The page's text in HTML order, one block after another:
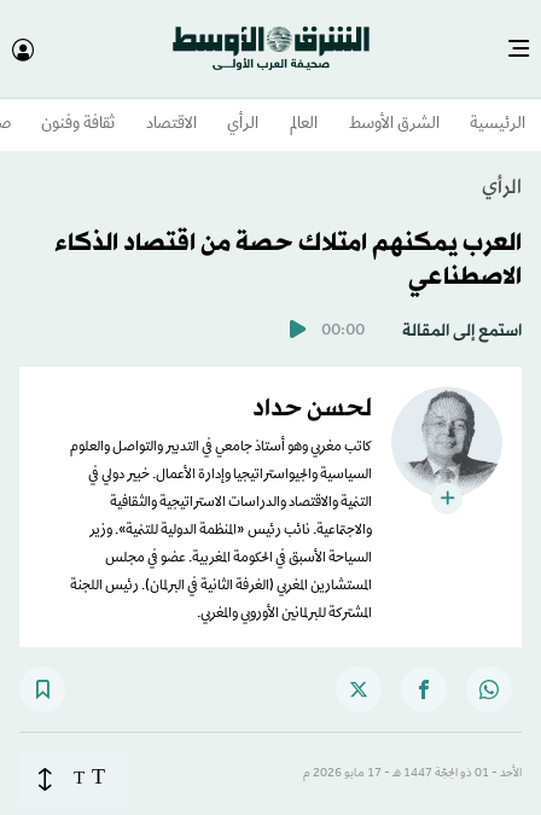
الرئيسية الشرق الأوسط​ العالم الرأي الاقتصاد ثقافة وفنون
الرأي
العرب يمكنهم امتلاك حصة من اقتصاد الذكاء
الاصطناعي
استمع إلى المقالة 00:00
لحسن حداد
كاتب مغربي وهو أستاذ جامعي في التدبير والتواصل والعلوم
السياسية والجيواستراتيجيا وإدارة الأعمال. خبير دولي في
التنمية والاقتصاد والدراسات الاستراتيجية والثقافية
والاجتماعية. نائب رئيس «المنظمة الدولية للتنمية». وزير
السياحة الأسبق في الحكومة المغربية. عضو في مجلس
المستشارين المغربي (الغرفة الثانية في البرلمان). رئيس اللجنة
المشتركة للبرلمانين الأوروبي والمغربي.
الأحد - 01 ذو الحِجّة 1447 هـ - 17 مايو 2026 م T
T